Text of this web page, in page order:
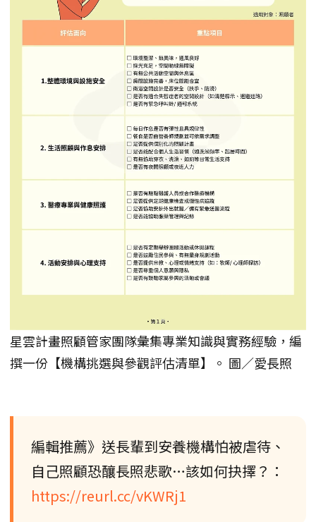
星雲計畫照顧管家團隊彙集專業知識與實務經驗，編
撰一份【機構挑選與參觀評估清單】。 圖／愛長照
編輯推薦》送長輩到安養機構怕被虐待、
自己照顧恐釀長照悲歌…該如何抉擇？：
https://reurl.cc/vKWRj1